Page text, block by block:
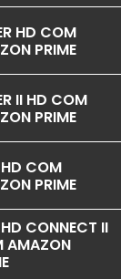
HD COM
PRIME
II HD COM
PRIME
COM
PRIME
CONNECT II
AMAZON